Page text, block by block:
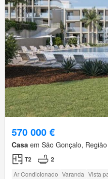
570 000 €
Casa em São Gonçalo,
T2 2
Ar Condicionado Varanda Vista